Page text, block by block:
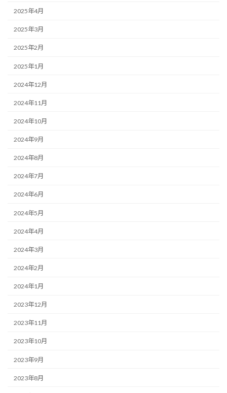
2025年4月
2025年3月
2025年2月
2025年1月
2024年12月
2024年11月
2024年10月
2024年9月
2024年8月
2024年7月
2024年6月
2024年5月
2024年4月
2024年3月
2024年2月
2024年1月
2023年12月
2023年11月
2023年10月
2023年9月
2023年8月